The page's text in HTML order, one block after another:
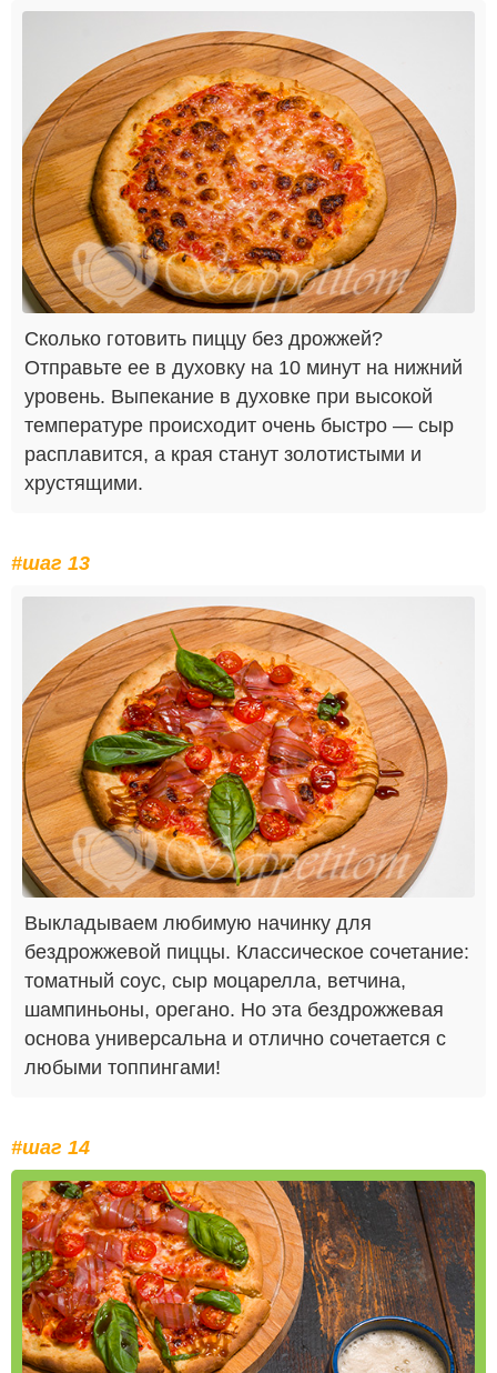
Сколько готовить пиццу без дрожжей?
Отправьте ее в духовку на 10 минут на нижний
уровень. Выпекание в духовке при высокой
температуре происходит очень быстро — сыр
расплавится, а края станут золотистыми и
хрустящими.
#шаг 13
Выкладываем любимую начинку для
бездрожжевой пиццы. Классическое сочетание:
томатный соус, сыр моцарелла, ветчина,
шампиньоны, орегано. Но эта бездрожжевая
основа универсальна и отлично сочетается с
любыми топпингами!
#шаг 14